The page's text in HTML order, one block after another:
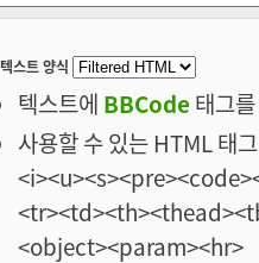
텍스트 양식
텍스트에 BBCode태그
사용할 수 있는 HTML
<object><param><hr>